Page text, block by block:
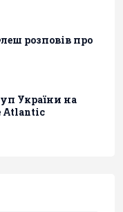
розповів про
України на
Atlantic